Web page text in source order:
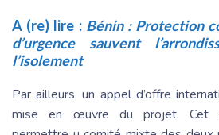
A (re) lire : Bénin : Protection
d’urgence sauvent
l’isolement
Par ailleurs, un appel d’offre
mise en œuvre du projet. Cet